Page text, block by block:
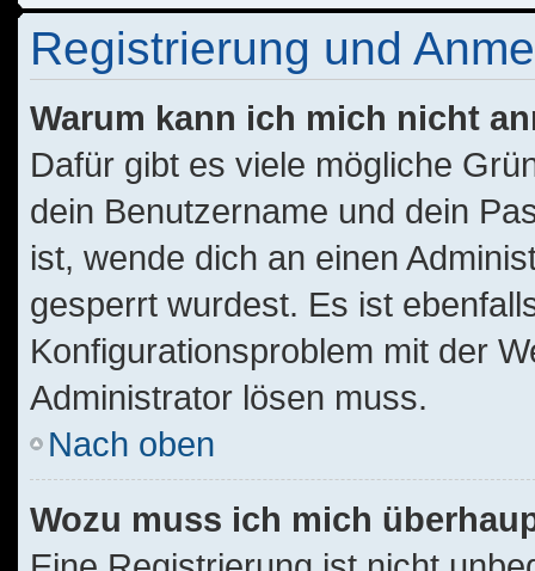
Registrierung und
Warum kann ich mich nicht
Dafür gibt es viele mögliche
dein Benutzername und dein
ist, wende dich an einen
gesperrt wurdest. Es ist
Konfigurationsproblem mit der
Administrator lösen muss.
Nach oben
Wozu muss ich mich